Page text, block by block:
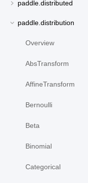
paddle.distributed
paddle.distribution
Overview
AbsTransform
AffineTransform
Bernoulli
Beta
Binomial
Categorical